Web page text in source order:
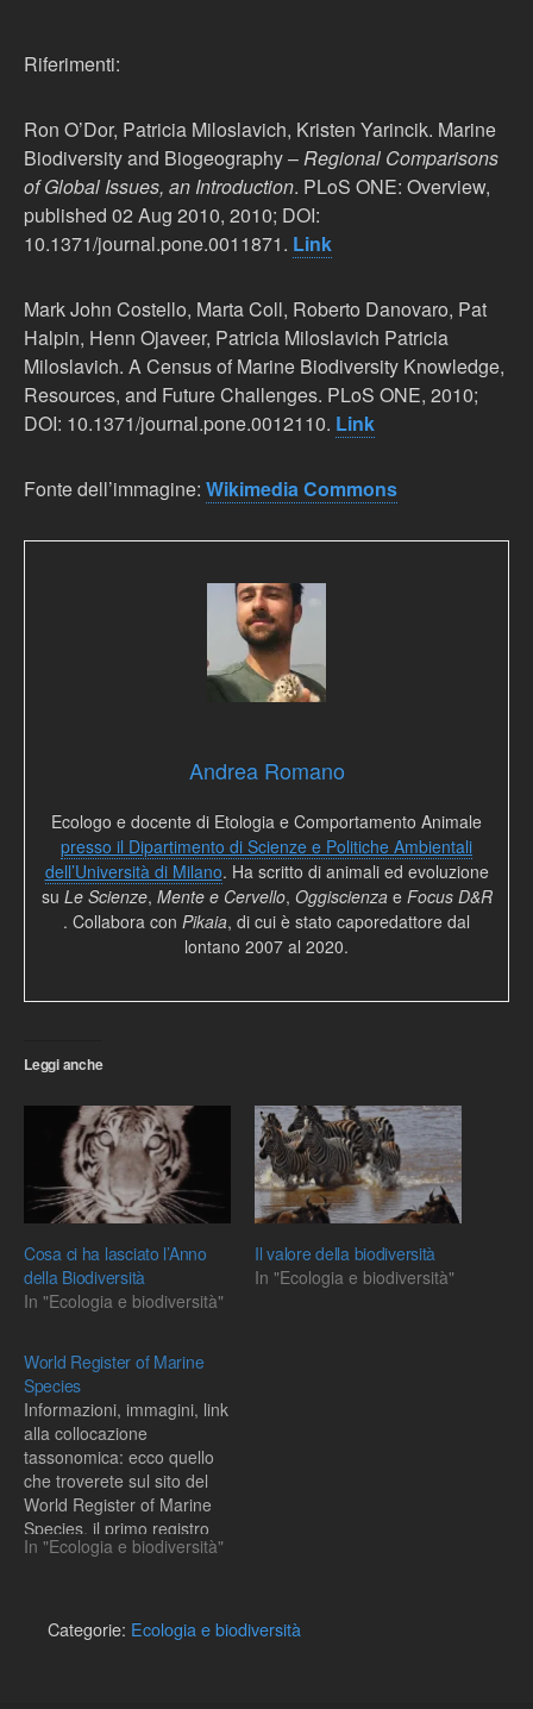
Riferimenti:
Ron O’Dor, Patricia Miloslavich, Kristen Yarincik. Marine
Biodiversity and Biogeography –Regional Comparisons
of Global Issues, an Introduction. PLoS ONE: Overview,
published 02 Aug 2010, 2010; DOI:
10.1371/journal.pone.0011871. Link
Mark John Costello, Marta Coll, Roberto Danovaro, Pat
Halpin, Henn Ojaveer, Patricia Miloslavich Patricia
Miloslavich. A Census of Marine Biodiversity Knowledge,
Resources, and Future Challenges. PLoS ONE, 2010;
DOI: 10.1371/journal.pone.0012110. Link
Fonte dell’immagine: Wikimedia Commons
Andrea Romano
Ecologo e docente di Etologia e Comportamento Animale
presso il Dipartimento di Scienze e Politiche Ambientali
dell’Università di Milano. Ha scritto di animali ed evoluzione
su Le Scienze, Mente e Cervello, Oggiscienzae Focus D&R
. Collabora con Pikaia, di cui è stato caporedattore dal
lontano 2007 al 2020.
Leggi anche
Cosa ci ha lasciato l’Anno
della Biodiversità
In "Ecologia e biodiversità"
Il valore della biodiversità
In "Ecologia e biodiversità"
World Register of Marine
Species
Informazioni, immagini, link
alla collocazione
tassonomica: ecco quello
che troverete sul sito del
World Register of Marine
Species, il primo registro
mondiale delle specie
coinvolto decine di
ricercatori di tutto il mondo,
In "Ecologia e biodiversità"
Categorie: Ecologia e biodiversità